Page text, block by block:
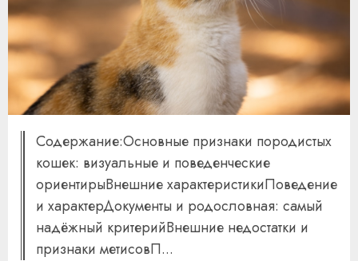
Содержание:Основные признаки породистых
кошек: визуальные и поведенческие
ориентирыВнешние характеристикиПоведение
и характерДокументы и родословная: самый
надёжный критерийВнешние недостатки и
признаки метисовП...